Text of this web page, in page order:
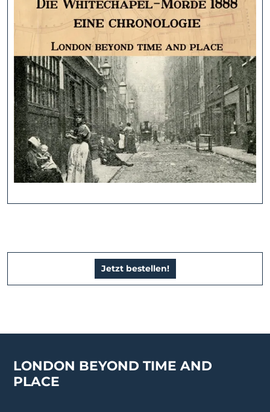
Jetzt bestellen!
LONDON BEYOND TIME AND
PLACE